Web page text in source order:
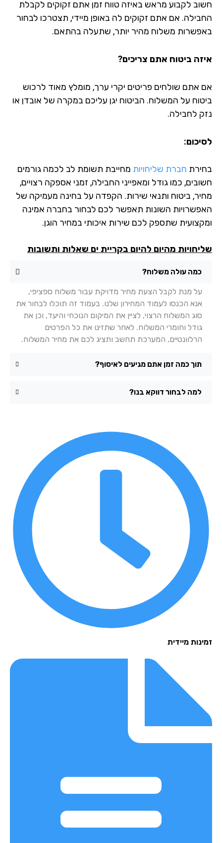
לקבוע מראש באיזה טווח זמן אתם זקוקים לקבלת
אם אתם זקוקים לה באופן מיידי, תצטרכו לבחור
משלוח מהיר יותר, שתעלה בהתאם.
ביטוח אתם צריכים?
אתם שולחים פריטים יקרי ערך, מומלץ מאוד לרכוש
על המשלוח. הביטוח יגן עליכם במקרה של אובדן או
לחבילה.
חברת שליחויותמחייבת תשומת לב לכמה גורמים
כמו גודל ומאפייני החבילה, זמני אספקה רצויים,
ביטוח ותנאי שירות. הקפדה על בחינה מעמיקה של
השונות תאפשר לכם לבחור בחברה אמינה
שתספק לכם שירות איכותי במחיר הוגן.
מהיום להיום בקריית ים שאלות ותשובות
כמה עולה משלוח?
על מנת לקבל הצעת מחיר מדויקת עבור משלוח ספציפי,
אנא הכנסו לעמוד המחירון שלנו. בעמוד זה תוכלו לבחור את
סוג המשלוח הרצוי, לציין את המיקום הנוכחי והיעד, וכן את
גודל וחומרי המשלוח. לאחר שתזינו את כל הפרטים
הרלוונטיים, המערכת תחשב ותציג לכם את מחיר המשלוח.
תוך כמה זמן אתם מגיעים לאיסוף?
למה לבחור דווקא בנו?
מיידית